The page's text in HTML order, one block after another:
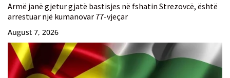
Armë janë gjetur gjatë bastisjes në fshatin Strezovcë, është
arrestuar një kumanovar 77-vjeçar
August 7, 2026